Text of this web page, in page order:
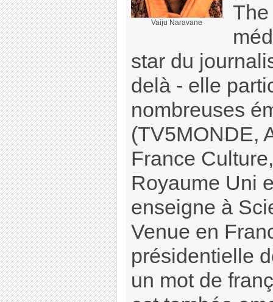
Vaiju Naravane
star du
delà - elle
nombreuses
(TV5MONDE,
France
Royaume Uni
enseigne à
Venue en
présidentielle
un mot de